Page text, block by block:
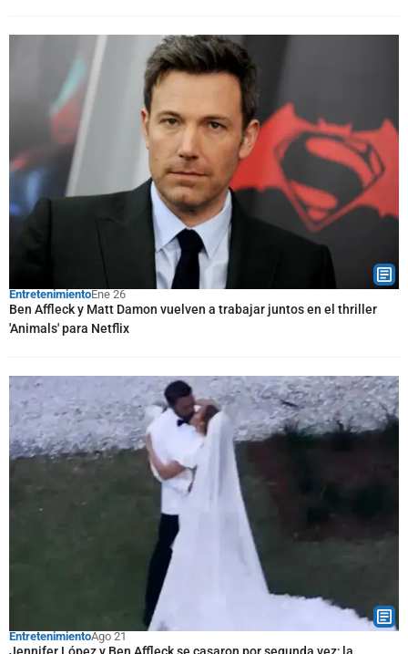
EntretenimientoEne 26
Ben Affleck y Matt Damon vuelven a trabajar juntos en el thriller
'Animals' para Netflix
EntretenimientoAgo 21
Jennifer López y Ben Affleck se casaron por segunda vez; la